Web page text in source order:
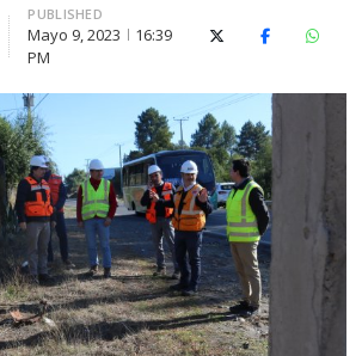
PUBLISHED
Mayo 9, 2023
16:39
PM
X (Twitter)Facebook